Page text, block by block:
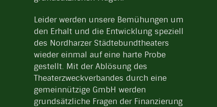
Leider werden unsere Bemühungen um
den Erhalt und die Entwicklung speziell
des Nordharzer Städtebundtheaters
wieder einmal auf eine harte Probe
gestellt. Mit der Ablösung des
Theaterzweckverbandes durch eine
gemeinnützige GmbH werden
grundsätzliche Fragen der Finanzierung